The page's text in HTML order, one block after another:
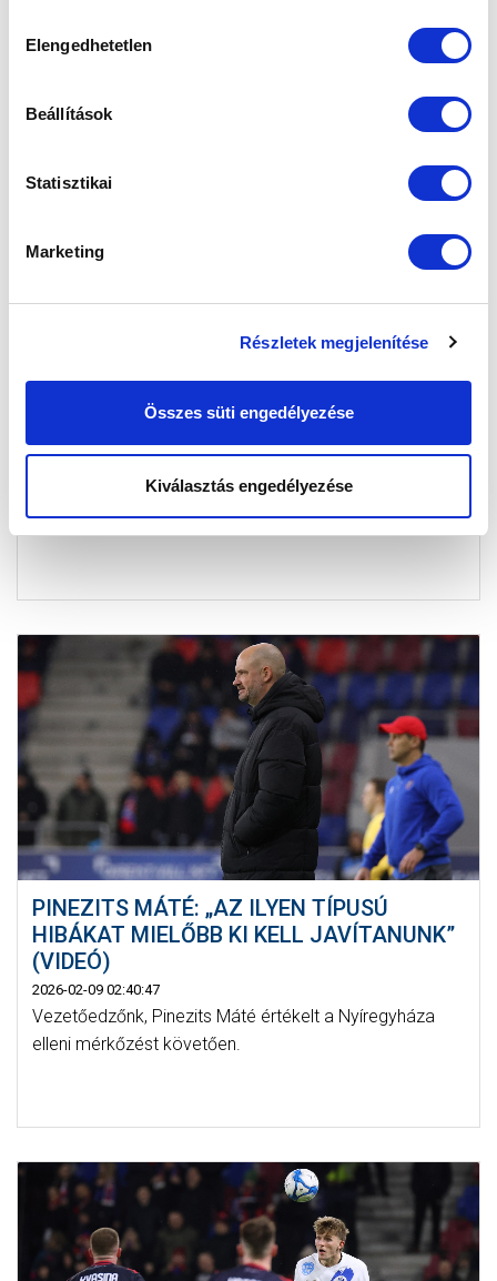
kiválasztása
Elengedhetetlen
Beállítások
Statisztikai
Marketing
Részletek megjelenítése
Összes süti engedélyezése
Kiválasztás engedélyezése
MÁR KAPHATÓ A SZEZON UTOLSÓ MINI-
Most három izgalmas, komoly téttel bíró
összecsapásra válthatod meg a helyed egyszerre,
rendkívül kedvezményes áron!
PINEZITS MÁTÉ: „AZ ILYEN TÍPUSÚ
HIBÁKAT MIELŐBB KI KELL JAVÍTANUNK”
(VIDEÓ)
2026-02-09 02:40:47
Vezetőedzőnk, Pinezits Máté értékelt a Nyíregyháza
elleni mérkőzést követően.